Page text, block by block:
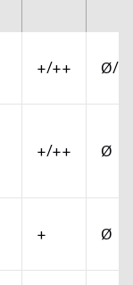
+/++ Ø/+
+/++ Ø
+ Ø